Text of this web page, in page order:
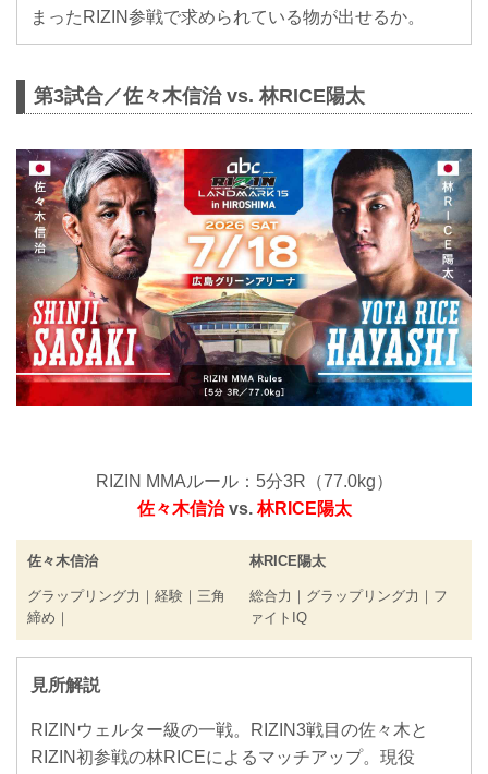
まったRIZIN参戦で求められている物が出せるか。
第3試合／佐々木信治 vs. 林RICE陽太
RIZIN MMAルール：5分3R（77.0kg）
佐々木信治vs.林RICE陽太
佐々木信治
グラップリング力｜経験｜三角
締め｜
林RICE陽太
総合力｜グラップリング力｜フ
ァイトIQ
見所解説
RIZINウェルター級の一戦。RIZIN3戦目の佐々木と
RIZIN初参戦の林RICEによるマッチアップ。現役